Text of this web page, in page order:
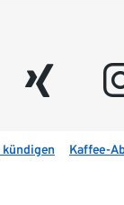
xing
Kaffee-